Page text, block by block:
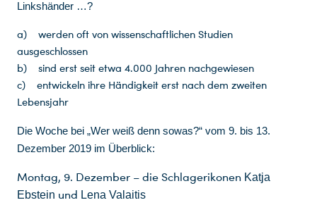
Linkshänder …?
a) werden oft von wissenschaftlichen Studien
ausgeschlossen
b) sind erst seit etwa 4.000 Jahren nachgewiesen
c) entwickeln ihre Händigkeit erst nach dem zweiten
Lebensjahr
Die Woche bei „Wer weiß denn sowas?“ vom 9. bis 13.
Dezember 2019 im Überblick:
Montag, 9. Dezember – die Schlagerikonen Katja
Ebstein und Lena Valaitis